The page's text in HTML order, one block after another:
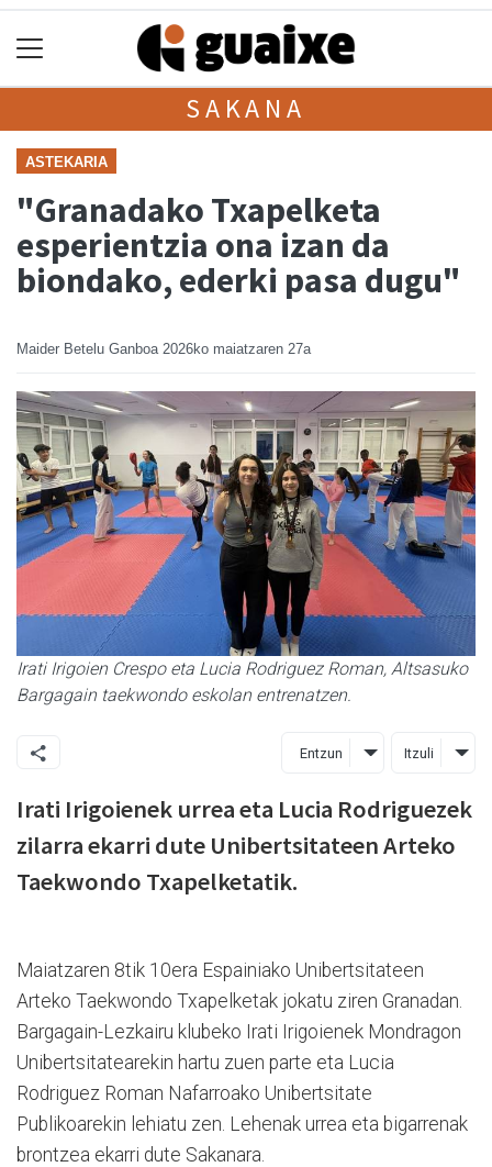
SAKANA
ASTEKARIA
"Granadako Txapelketa
esperientzia ona izan da
biondako, ederki pasa dugu"
Maider Betelu Ganboa 2026ko maiatzaren 27a
Irati Irigoien Crespo eta Lucia Rodriguez Roman, Altsasuko
Bargagain taekwondo eskolan entrenatzen.
Entzun Itzuli
Irati Irigoienek urrea eta Lucia Rodriguezek
zilarra ekarri dute Unibertsitateen Arteko
Taekwondo Txapelketatik.
Maiatzaren 8tik 10era Espainiako Unibertsitateen
Arteko Taekwondo Txapelketak jokatu ziren Granadan.
Bargagain-Lezkairu klubeko Irati Irigoienek Mondragon
Unibertsitatearekin hartu zuen parte eta Lucia
Rodriguez Roman Nafarroako Unibertsitate
Publikoarekin lehiatu zen. Lehenak urrea eta bigarrenak
brontzea ekarri dute Sakanara.